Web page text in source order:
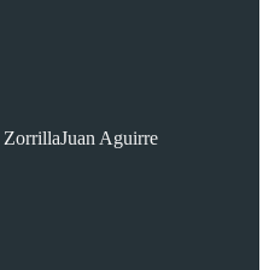
ZorrillaJuan Aguirre